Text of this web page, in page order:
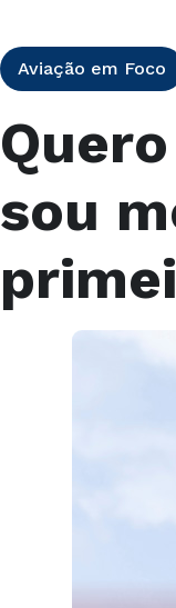
Aviação em Foco
sou